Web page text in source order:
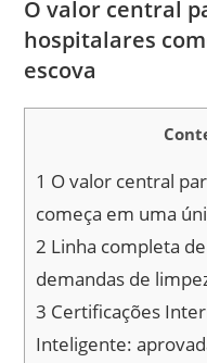
O valor central
hospitalares
escova
1 O valor central
começa em uma
2 Linha completa
demandas de
3 Certificações
Inteligente: